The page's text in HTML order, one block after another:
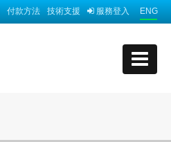
ENG
服務登入
技術支援
付款方法